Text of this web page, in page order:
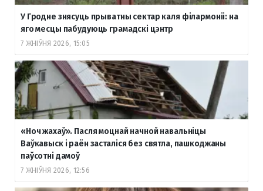
У Гродне знясуць прыватны сектар каля філармоніі: на
яго месцы пабудуюць грамадскі цэнтр
7 ЖНІЎНЯ 2026, 15:05
«Ноч жахаў». Пасля моцнай начной навальніцы
Ваўкавыск і раён засталіся без святла, пашкоджаны
паўсотні дамоў
7 ЖНІЎНЯ 2026, 12:56